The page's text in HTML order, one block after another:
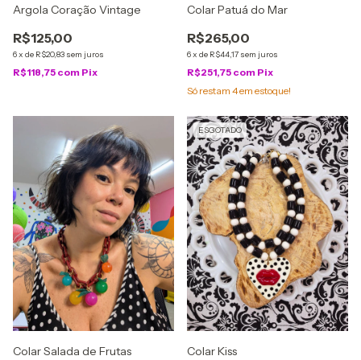
Argola Coração Vintage
R$125,00
6x de R$20,83 sem juros
R$118,75 com Pix
Colar Patuá do Mar
R$265,00
6x de R$44,17 sem juros
R$251,75 com Pix
Só restam 4em estoque!
Colar Salada de Frutas
ESGOTADO
Colar Kiss